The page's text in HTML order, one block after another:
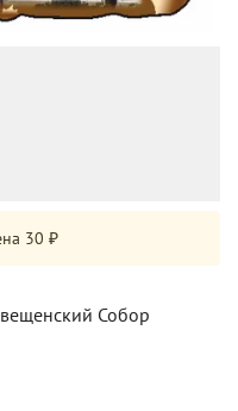
30 ₽
Собор